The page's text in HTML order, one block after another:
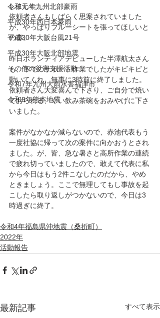
令和元年九州北部豪雨
平成30年西日本豪雨
平成30年大阪台風21号
平成30年大阪北部地震
その他の災害支援活動
令和7年九州大雨水害福津市
令和8年熊本地震
しました。
依頼者さんもしばらく思案されていました
が、やっぱりブルーシートを張ってほしいと
の事。
昨日ボランティアデビューした半澤航太さん
も、下でのサポート作業でしたがキビキビと
動いてくれ、無事に3時前に終了しました。
依頼者さん大変喜んで下さり、ご自分で焼い
ておられる、ぐい飲み茶碗をおみやげに下さ
いました。
案件がなかなか減らないので、赤池代表もう
一度社協に帰って次の案件に向かおうとされ
ました。が、皆、急な暑さと高所作業の連続
で疲れ切っていましたので、敢えて代表に私
から今日はもう2件こなしたのだから、やめ
ときましょう。ここで無理してもし事故を起
こしたら取り返しがつかないので、今日は3
時過ぎに終了。
令和4年福島県沖地震（桑折町）
2022年
活動報告
最新記事 すべて表示